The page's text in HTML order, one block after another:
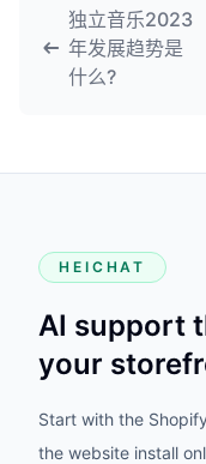
独立音乐2023
年发展趋势是
什么?
HEICHAT
AI support
your
Start with the
the website install